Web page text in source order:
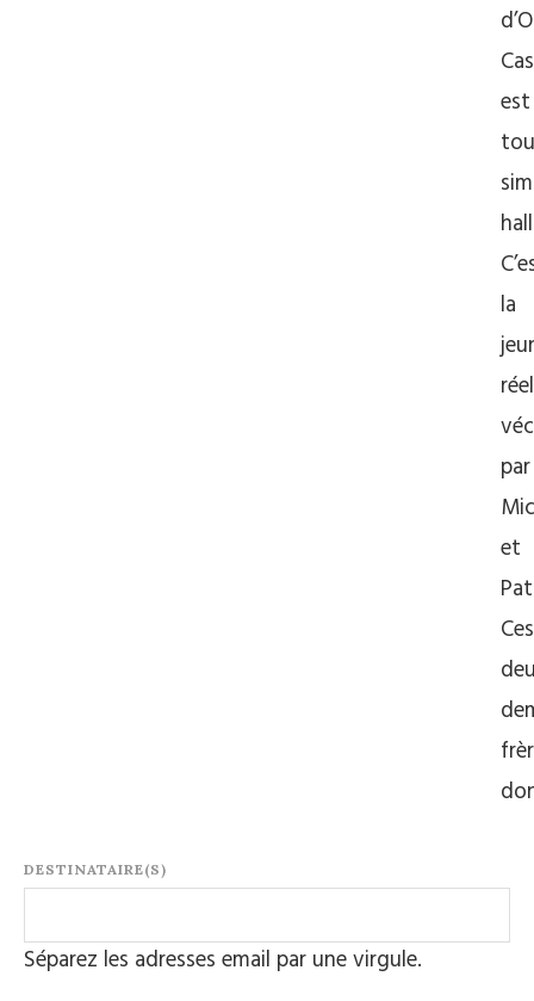
est
la
par
et
Ces
DESTINATAIRE(S)
Séparez les adresses email par une virgule.